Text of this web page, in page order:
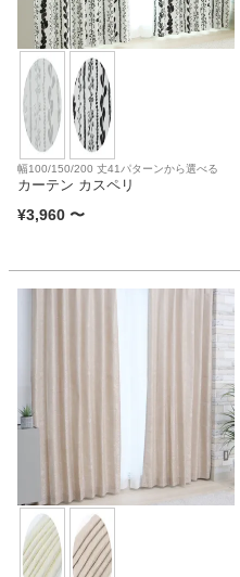
収納家具
学習机
ホームオフィス
ファブリック
カーテン
ラグ
幅100/150/200 丈41パターンから選べる
カーテン カスペリ
¥3,960 〜